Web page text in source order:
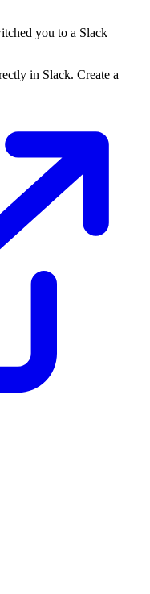
you to a Slack
in Slack. Create a